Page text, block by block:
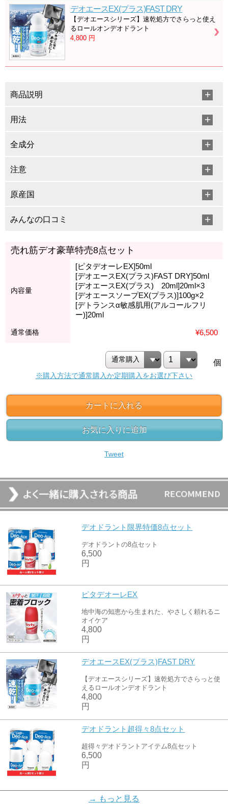
デオエースEX(プラス)FAST DRY
【デオエースシリーズ】速乾処方でさらっと使え
るロールオンデオドラント
4,800 円
商品説明
用法
全成分
注意
原産国
みんなの口コミ
売れ筋デオ豪華特売8点セット
内容量
[ピタデオーレEX]50ml
[デオエースEX(プラス)FAST DRY]50ml
[デオエースEX(プラス) 20ml]20ml×3
[デオエースソープEX(プラス)]100g×2
[デトランスα敏感肌用(アルコールフリ
ー)]20ml
通常価格 ¥6,500
個
※購入方法で通常購入か定期購入をお選び下さい
カートに入れる
お気に入りに追加
Tweet
デオドラント限界特価8点セット
デオドラントの8点セット
6,500
円
ピタデオーレEX
地中海の知恵から生まれた、やさしく頼れるニ
オイケア
4,800
円
デオエースEX(プラス)FAST DRY
【デオエースシリーズ】速乾処方でさらっと使
えるロールオンデオドラント
4,800
円
デオドラント超得々8点セット
超得々デオドラントアイテム8点セット
6,500
円
WかたつむりEXエッセンスパック(5枚セ
→ もっと見る